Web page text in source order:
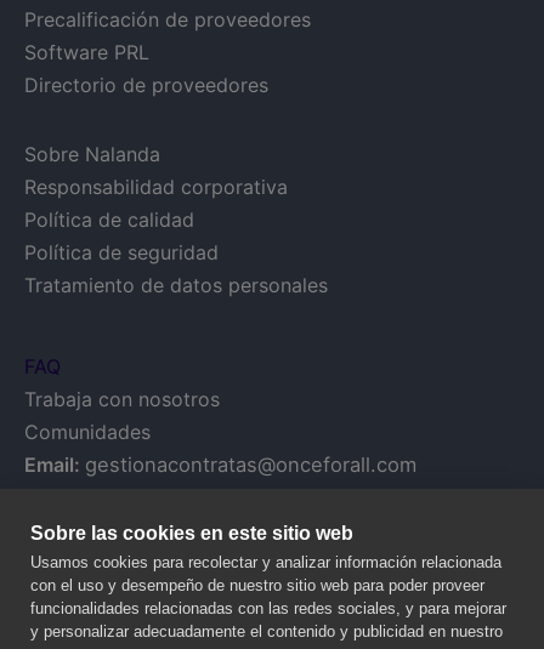
Precalificación de proveedores
Software PRL
Directorio de proveedores
Sobre Nalanda
Responsabilidad corporativa
Política de calidad
Política de seguridad
Tratamiento de datos personales
FAQ
Trabaja con nosotros
Comunidades
Email: gestionacontratas@onceforall.com
Sobre las cookies en este sitio web
Usamos cookies para recolectar y analizar información relacionada
con el uso y desempeño de nuestro sitio web para poder proveer
funcionalidades relacionadas con las redes sociales, y para mejorar
y personalizar adecuadamente el contenido y publicidad en nuestro